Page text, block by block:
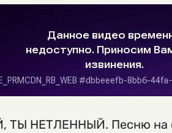
НЕТЛЕННЫЙ. Песню на